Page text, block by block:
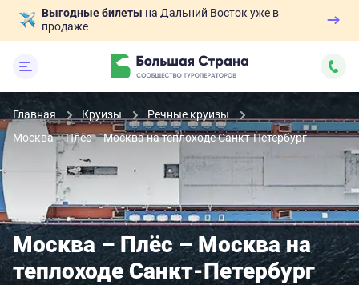
Выгодные билеты на Дальний Восток уже в
продаже
Главная Круизы
Речные круизы
Москва – Плёс – Москва на теплоходе Санкт-Петербург
Москва – Плёс – Москва на
теплоходе Санкт-Петербург